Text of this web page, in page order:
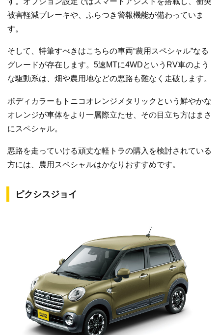
被害軽減ブレーキや、ふらつき警報機能が備わっていま
す。
そして、特筆すべきはこちらの車両“農用スペシャル”なる
グレードが存在します。5速MTに4WDというRV車のよう
な駆動系は、畑や農用地などの悪路も難なく走破します。
ボディカラーもトニコオレンジメタリックという鮮やかな
オレンジが車体をより一層際立たせ、その目立ち方はまさ
にスペシャル。
悪路を走っていける頑丈な軽トラの購入を検討されている
方には、農用スペシャルはかなりおすすめです。
ピクシスジョイ